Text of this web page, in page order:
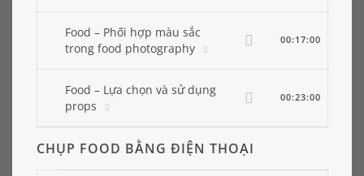
Food – Phối hợp màu sắc
trong food photography
00:17:00
Food – Lựa chọn và sử dụng
props
00:23:00
CHỤP FOOD BẰNG ĐIỆN THOẠI